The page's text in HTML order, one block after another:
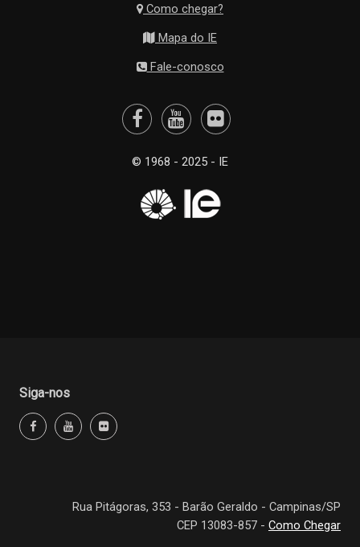
Como chegar?
Mapa do IE
Fale-conosco
© 1968 - 2025 - IE
Siga-nos
Rua Pitágoras, 353 - Barão Geraldo - Campinas/SP
CEP 13083-857 - Como Chegar